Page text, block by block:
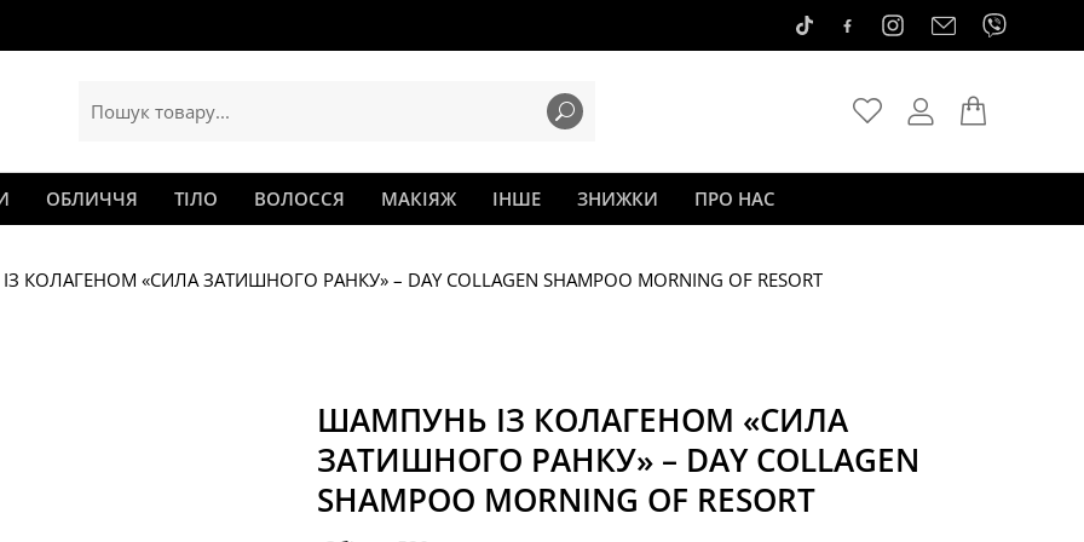
ОБЛИЧЧЯ ТІЛО ВОЛОССЯ МАКІЯЖ ІНШЕ ЗНИЖКИ ПРО НАС
КОЛАГЕНОМ «СИЛА ЗАТИШНОГО РАНКУ» – DAY COLLAGEN SHAMPOO MORNING OF RESORT
ШАМПУНЬ ІЗ КОЛАГЕНОМ «СИЛА
ЗАТИШНОГО РАНКУ» – DAY COLLAGEN
SHAMPOO MORNING OF RESORT